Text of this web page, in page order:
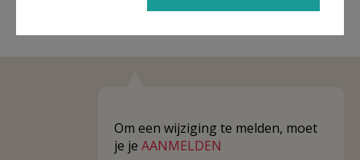
Om een wijziging te melden, moet
je je AANMELDEN